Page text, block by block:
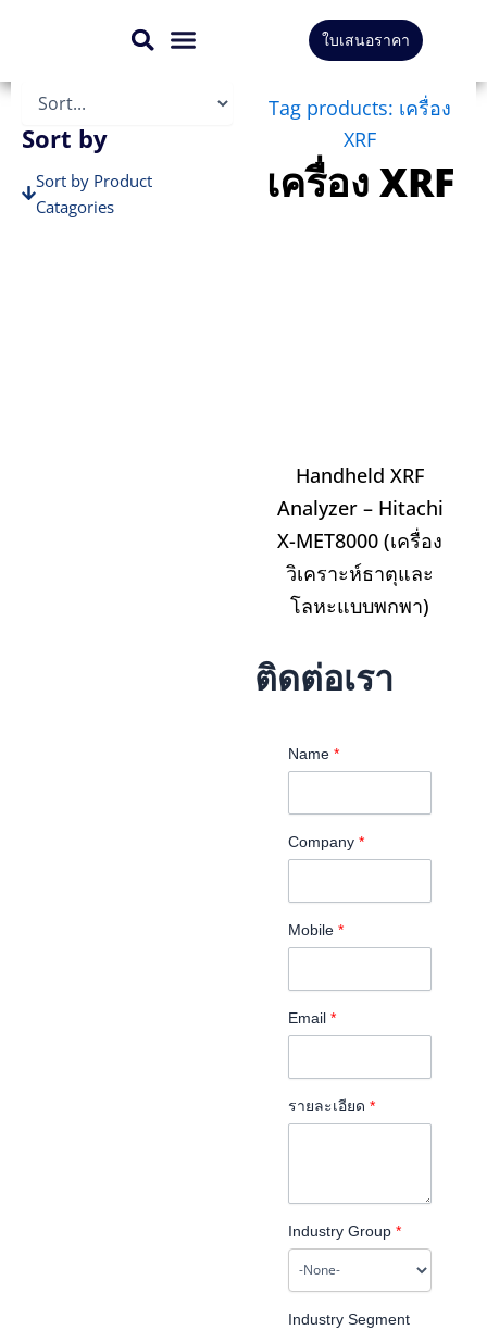
content
ใบเสนอราคา
Sort by
Sort by Product
Catagories
Tag products: เครื่อง
XRF
เครื่อง XRF
Handheld XRF
Analyzer – Hitachi
X-MET8000 (เครื่อง
วิเคราะห์ธาตุและ
โลหะแบบพกพา)
ติดต่อเรา
Name *
Company *
Mobile *
Email *
รายละเอียด *
Industry Group *
Industry Segment